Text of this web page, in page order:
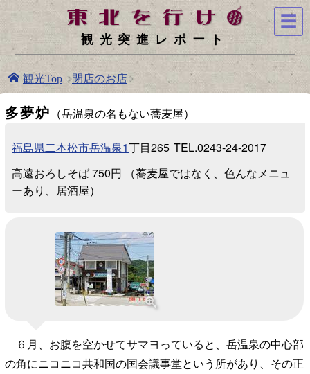
観光突進レポート
観光Top 閉店のお店
多夢炉 （岳温泉の名もない蕎麦屋）
福島県二本松市岳温泉1丁目265 TEL.0243-24-2017
高遠おろしそば 750円 （蕎麦屋ではなく、色んなメニュ
ーあり、居酒屋）
６月、お腹を空かせてサマヨっていると、岳温泉の中心部
の角にニコニコ共和国の国会議事堂という所があり、その正
☰